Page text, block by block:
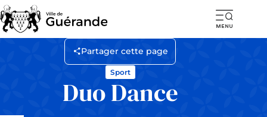
Duo Dance
Sport
Partager cette page